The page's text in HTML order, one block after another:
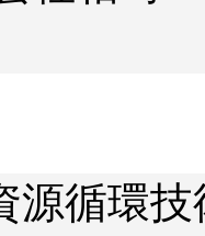
源循環